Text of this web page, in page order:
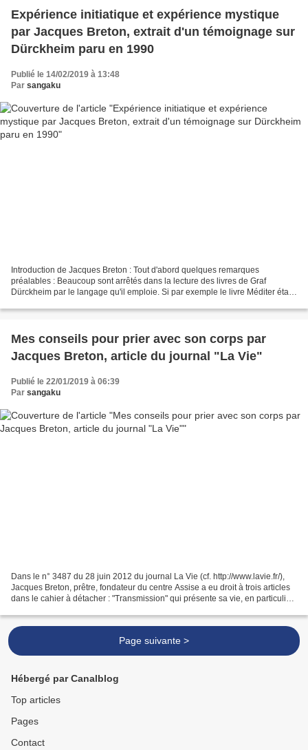
Expérience initiatique et expérience mystique
par Jacques Breton, extrait d'un témoignage sur
Dürckheim paru en 1990
Publié le 14/02/2019 à 13:48
Par sangaku
Introduction de Jacques Breton : Tout d'abord quelques remarques
préalables : Beaucoup sont arrêtés dans la lecture des livres de Graf
Dürckheim par le langage qu'il emploie. Si par exemple le livre Méditer était
Mes conseils pour prier avec son corps par
Jacques Breton, article du journal "La Vie"
Publié le 22/01/2019 à 06:39
Par sangaku
Dans le n° 3487 du 28 juin 2012 du journal La Vie (cf. http://www.lavie.fr/),
Jacques Breton, prêtre, fondateur du centre Assise a eu droit à trois articles
dans le cahier à détacher : "Transmission" qui présente sa vie, en particulier
Page suivante >
Hébergé par Canalblog
Top articles
Pages
Contact